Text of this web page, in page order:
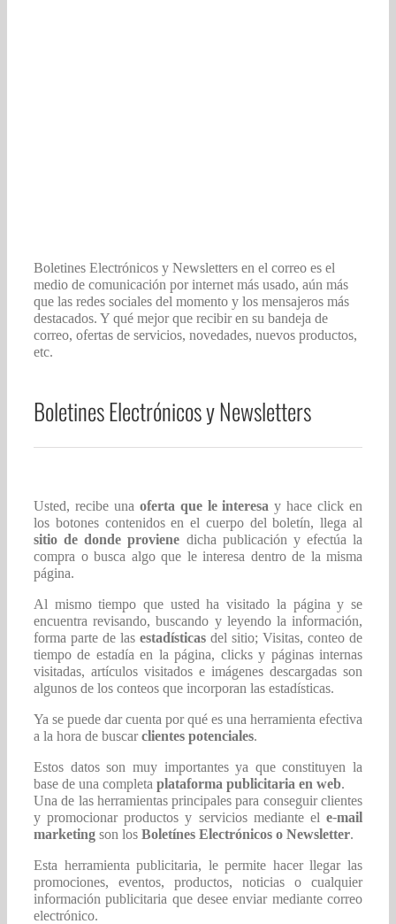
Boletines Electrónicos y Newsletters en el correo es el
medio de comunicación por internet más usado, aún más
que las redes sociales del momento y los mensajeros más
destacados. Y qué mejor que recibir en su bandeja de
correo, ofertas de servicios, novedades, nuevos productos,
etc.
Boletines Electrónicos y Newsletters
Usted, recibe una oferta que le interesa y hace click en
los botones contenidos en el cuerpo del boletín, llega al
sitio de donde proviene dicha publicación y efectúa la
compra o busca algo que le interesa dentro de la misma
página.
Al mismo tiempo que usted ha visitado la página y se
encuentra revisando, buscando y leyendo la información,
forma parte de las estadísticas del sitio; Visitas, conteo de
tiempo de estadía en la página, clicks y páginas internas
visitadas, artículos visitados e imágenes descargadas son
algunos de los conteos que incorporan las estadísticas.
Ya se puede dar cuenta por qué es una herramienta efectiva
a la hora de buscarclientes potenciales.
Estos datos son muy importantes ya que constituyen la
base de una completa plataforma publicitaria en web.
Una de las herramientas principales para conseguir clientes
y promocionar productos y servicios mediante el e-mail
marketing son los Boletínes Electrónicos o Newsletter.
Esta herramienta publicitaria, le permite hacer llegar las
promociones, eventos, productos, noticias o cualquier
información publicitaria que desee enviar mediante correo
electrónico.